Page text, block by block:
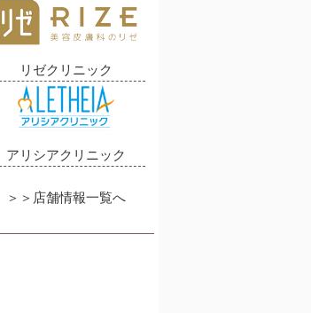
リゼクリニック
アリシアクリニック
＞＞店舗情報一覧へ